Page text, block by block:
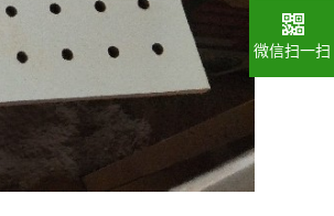
微信扫一扫